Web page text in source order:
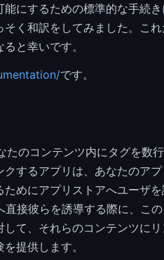
にするための標準的な手続
く和訳をしてみました。こ
と幸いです。
です。
のコンテンツ内にタグを数
するアプリは、あなたのア
めにアプリストアへユーザ
接彼らを誘導する際に、こ
て、それらのコンテンツに
提供します。